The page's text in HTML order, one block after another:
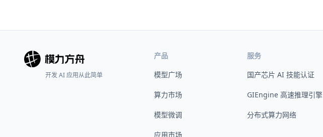
开发 AI 应用从此简单
产品
模型广场
算力市场
模型微调
应用市场
服务
国产芯片 AI 技能认证
GIEngine 高速推理引擎
分布式算力网络